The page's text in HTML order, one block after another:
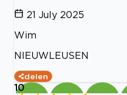
21 July 2025
Wim
NIEUWLEUSEN
delen
10